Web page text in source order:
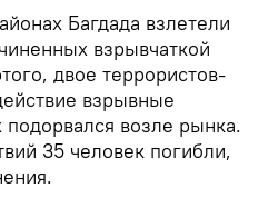
Багдада взлетели
взрывчаткой
двое террористов-
взрывные
подорвался возле рынка.
35 человек погибли,